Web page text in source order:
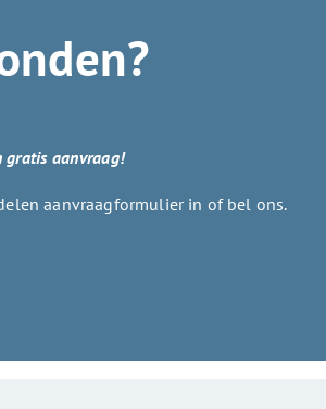
gratis aanvraag!
aanvraagformulier in of bel ons.